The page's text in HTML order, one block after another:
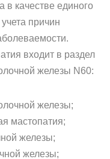
в качестве единого
причин
входит в раздел
железы N60:
железы;
мастопатия;
железы;
железы;